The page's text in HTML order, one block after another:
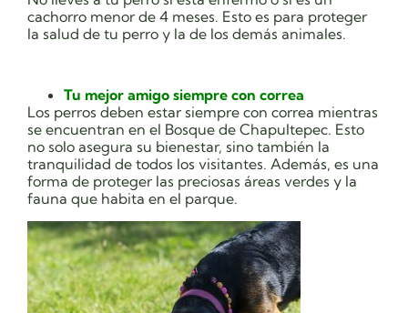
cachorro menor de 4 meses. Esto es para proteger
la salud de tu perro y la de los demás animales.
Tu mejor amigo siempre con correa
Los perros deben estar siempre con correa mientras
se encuentran en el Bosque de Chapultepec. Esto
no solo asegura su bienestar, sino también la
tranquilidad de todos los visitantes. Además, es una
forma de proteger las preciosas áreas verdes y la
fauna que habita en el parque.